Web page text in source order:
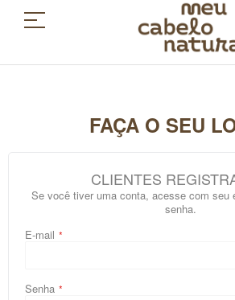
FAÇA O SEU
CLIENTES
Se você tiver uma conta, acesse com seu
senha.
E-mail
Senha